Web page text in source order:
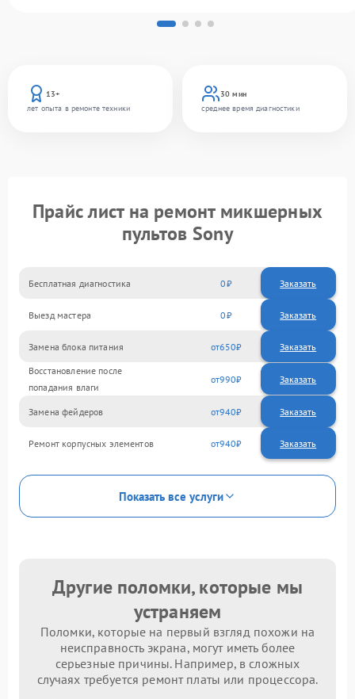
13+
лет опыта в ремонте техники
30 мин
среднее время диагностики
Прайс лист на ремонт микшерных
пультов Sony
Бесплатная диагностика 0 Заказать
Выезд мастера 0 Заказать
Замена блока питания 650
Восстановление после
попадания влаги
990
Замена фейдеров 940
Ремонт корпусных элементов 940
Показать все услуги
Другие поломки, которые мы
устраняем
Поломки, которые на первый взгляд похожи на
неисправность экрана, могут иметь более
серьезные причины. Например, в сложных
случаях требуется ремонт платы или процессора.